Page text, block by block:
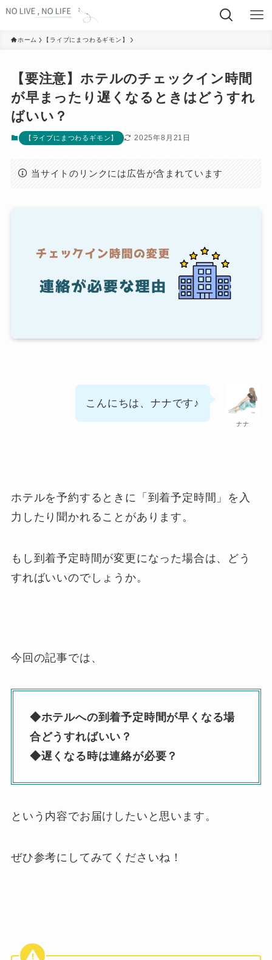
ホーム 【ライブにまつわるギモン】
【要注意】ホテルのチェックイン時間
が早まったり遅くなるときはどうすれ
ばいい？
【ライブにまつわるギモン】 2025年8月21日
当サイトのリンクには広告が含まれています
ナナ
こんにちは、ナナです♪
ホテルを予約するときに「到着予定時間」を入
力したり聞かれることがあります。
もし到着予定時間が変更になった場合は、どう
すればいいのでしょうか。
今回の記事では、
◆ホテルへの到着予定時間が早くなる場
合どうすればいい？
◆遅くなる時は連絡が必要？
という内容でお届けしたいと思います。
ぜひ参考にしてみてくださいね！